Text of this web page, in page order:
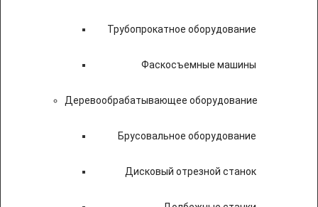
Трубопрокатное оборудование
Фаскосъемные машины
Деревообрабатывающее оборудование
Брусовальное оборудование
Дисковый отрезной станок